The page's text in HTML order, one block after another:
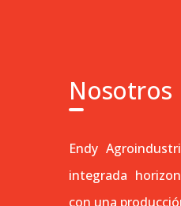
Nosotros
Endy
integrada
con una